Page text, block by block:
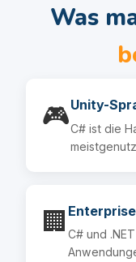
Was
🎮Unity-
C# ist die
🏢 C# und